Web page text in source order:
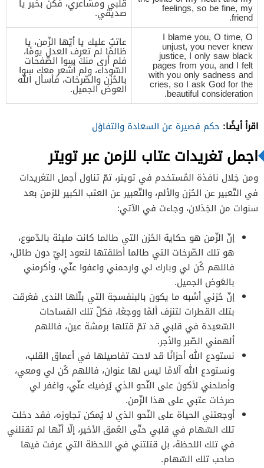
feelings, so be fine, my
friend.
قلبي ومشاعري، فكن بخير يا
صديقي.
I blame you, O time, O
unjust, you never knew
justice, I only saw black
pages from you, and I felt
with you only sadness and
cries, so I ask God for the
beautiful consideration.
عاتبٌ عليك يا أيّها الزّمن، يا
ظالمًا لم تعرف العدل يومًا،
فلم أرى منكَ سِوا الصّفحات
السّوداء، ولم أشعر معك سِوا
بالحُزن والصّرخات، فأسأل الله
العوض الجميل.
اقرأ أيضًا: حكم قصيرة عن السعادة والتفاؤل
اجمل تغريدات عتاب للزمن عبر تويتر
ومن خِلال نافذة المُستخدم في تويتر، تمّ تناول أجمل التغريدات
في التّعبير عن الحُزن والألم، والتّعبير عن العتب الكبير للزمن بعد
سنوات من الخِذلان، وجاءت في الآتي:
إنّ الزّمن هو حكاية الحُزن التي طالما كانت مليئة بالدّموع،
هو تلك الصّرخات التي طالما أطلقتها لتعود إليّ دون طائل،
فاللهم كُن لي وبارك لي وارحمني واعفوا عنّي، وأكرمني
بالعَوض الجميل.
إنّ حُزني أشبه ما يكون بالبنفسجة التي بلّلها الندى فغرقت
بتلك القطرات لتنزف ألمًا ووجعًا، فكلّ تلك المَساحات
السّعيدة في قلبي قد تمّ قتلها برمشة عين، فاللهم
ألهمني الصّبر والأجر.
نستودع الله أحزانًا قد لاحت تفاصيلها في أعماق القلب،
ونستودع الله آلامًا ليس لها عنوان، فاللهم كُن لي ومعي،
وأصلحني لأكون على النّحو الذي يُرضيك عنّي، واغفر لي
صرخات عتبي على هذا الزّمن.
أوجعتني الحياة على النّحو الذي لا يُمكن تجاوزه، فقد دخلت
تلك السّهام في قلبي حتّى العُمق الأخير، إلّا أنّها لم تقتلني
في تلك اللحظة، بل قتلتني في اللحظة التي عرفت فيها
صاحب تلك السّهام.